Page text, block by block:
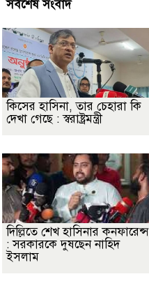
সর্বশেষ সংবাদ
কিসের হাসিনা, তার চেহারা কি
দেখা গেছে : স্বরাষ্ট্রমন্ত্রী
দিল্লিতে শেখ হাসিনার কনফারেন্স
: সরকারকে দুষছেন নাহিদ
ইসলাম